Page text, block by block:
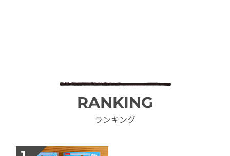
RANKING
ランキング